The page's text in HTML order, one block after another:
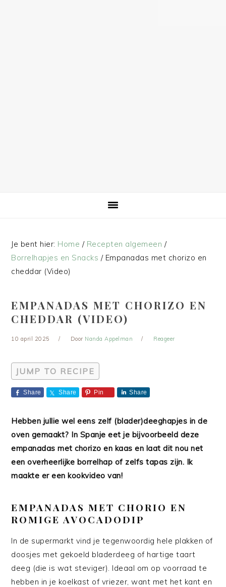
Je bent hier: Home / Recepten algemeen /
Borrelhapjes en Snacks /Empanadas met chorizo en
cheddar (Video)
EMPANADAS MET CHORIZO EN
CHEDDAR (VIDEO)
10 april 2025 Door Nanda Appelman Reageer
JUMP TO RECIPE
Share Share Pin Share
Hebben jullie wel eens zelf (blader)deeghapjes in de
oven gemaakt? In Spanje eet je bijvoorbeeld deze
empanadas met chorizo en kaas en laat dit nou net
een overheerlijke borrelhap of zelfs tapas zijn. Ik
maakte er een kookvideo van!
EMPANADAS MET CHORIO EN
ROMIGE AVOCADODIP
In de supermarkt vind je tegenwoordig hele plakken of
doosjes met gekoeld bladerdeeg of hartige taart
deeg (die is wat steviger). Ideaal om op voorraad te
hebben in je koelkast of vriezer, want met het kant en